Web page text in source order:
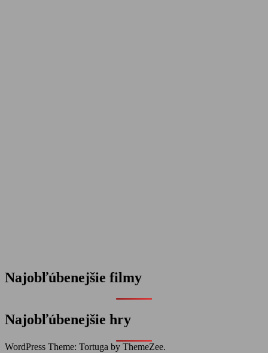
Najobľúbenejšie filmy
Najobľúbenejšie hry
WordPress Theme: Tortuga by ThemeZee.